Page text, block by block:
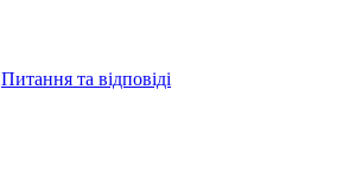
Питання та відповіді